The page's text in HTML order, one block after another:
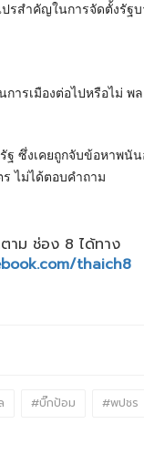
สำคัญในการจัดตั้งรัฐ
ารเมืองต่อไปหรือไม่
ซึ่งเคยถูกจับข้อหาพนั
ไม่ได้ตอบคำถาม
าม ช่อง 8 ได้ทาง
thaich8
#บิ๊กป้อม #พปชร